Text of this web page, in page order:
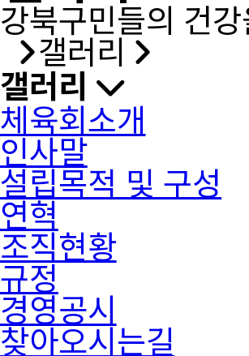
강북구민들의 건
갤러리
갤러리
체육회소개
인사말
설립목적 및 구성
연혁
조직현황
규정
경영공시
찾아오시는길